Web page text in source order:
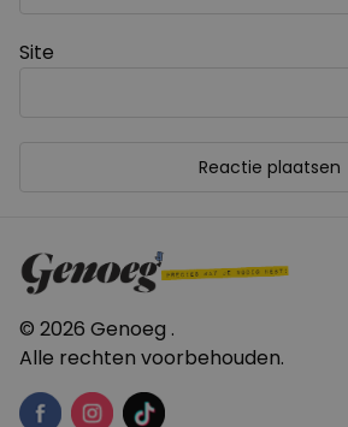
Site
© 2026 Genoeg .
Alle rechten voorbehouden.